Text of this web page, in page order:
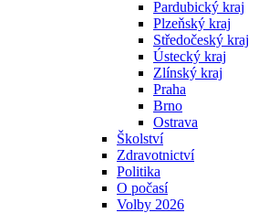
Pardubický kraj
Plzeňský kraj
Středočeský kraj
Ústecký kraj
Zlínský kraj
Praha
Brno
Ostrava
Školství
Zdravotnictví
Politika
O počasí
Volby 2026